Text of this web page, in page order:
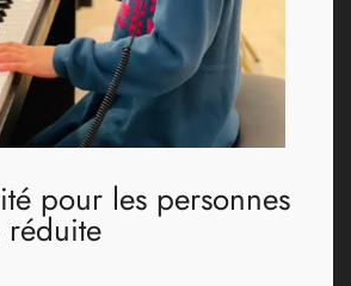
pour les personnes